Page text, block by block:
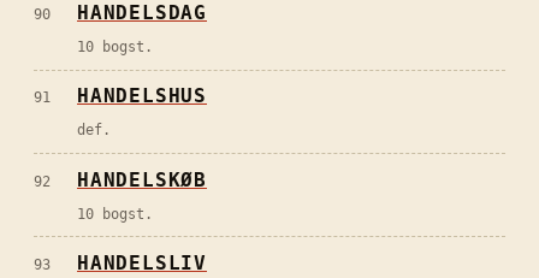
90 HANDELSDAG
10 bogst.
91 HANDELSHUS
def.
92 HANDELSKØB
10 bogst.
93 HANDELSLIV